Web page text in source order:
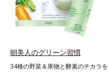
朝美人のグリーン習慣
34種の野菜＆果物と酵素のチカラを